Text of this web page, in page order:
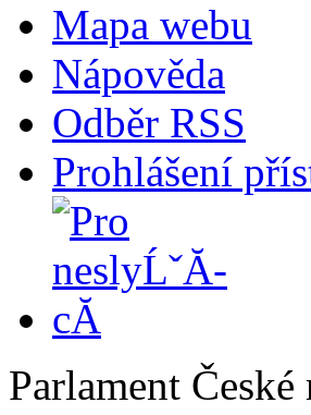
Mapa webu
Nápověda
Odběr RSS
Prohlášení
Parlament